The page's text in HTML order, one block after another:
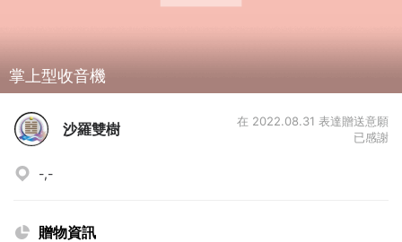
掌上型收音機
沙羅雙樹
在 2022.08.31 表達贈送意願
已感謝
-,-
贈物資訊